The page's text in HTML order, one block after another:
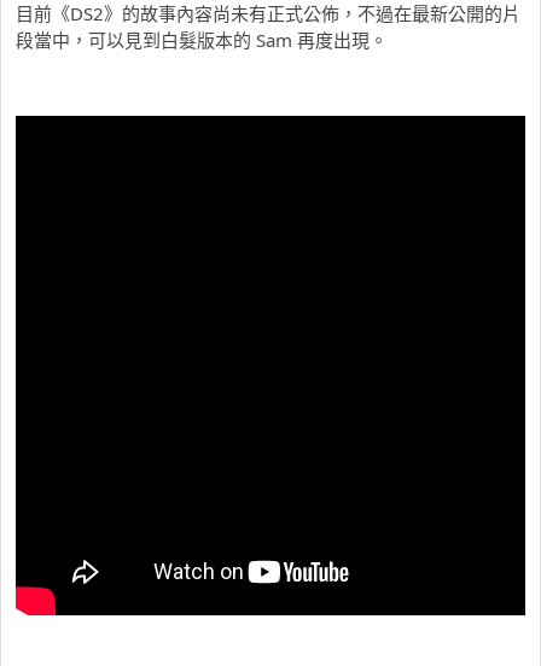
目前《DS2》的故事內容尚未有正式公佈，不過在最新公開的片
段當中，可以見到白髮版本的 Sam 再度出現。